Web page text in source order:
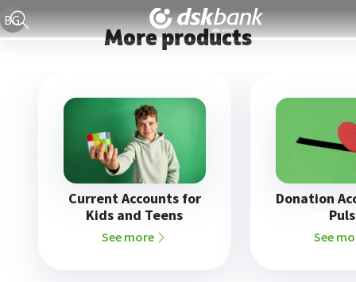
Current language version is English
BG
More products
Current Accounts for
Kids and Teens
See more
Donation
See